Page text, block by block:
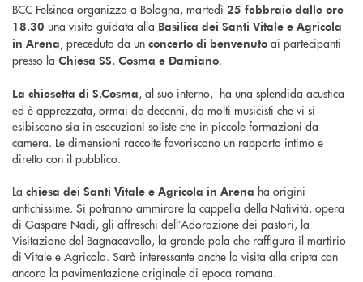
BCC Felsinea organizza a Bologna, martedì 25 febbraio dalle ore
18.30 una visita guidata alla Basilica dei Santi Vitale e Agricola
in Arena, preceduta da un concerto di benvenuto ai partecipanti
presso la Chiesa SS. Cosma e Damiano.
La chiesetta di S.Cosma, al suo interno, ha una splendida acustica
ed è apprezzata, ormai da decenni, da molti musicisti che vi si
esibiscono sia in esecuzioni soliste che in piccole formazioni da
camera. Le dimensioni raccolte favoriscono un rapporto intimo e
diretto con il pubblico.
La chiesa dei Santi Vitale e Agricola in Arena ha origini
antichissime. Si potranno ammirare la cappella della Natività, opera
di Gaspare Nadi, gli affreschi dell’Adorazione dei pastori, la
Visitazione del Bagnacavallo, la grande pala che raffigura il martirio
di Vitale e Agricola. Sarà interessante anche la visita alla cripta con
ancora la pavimentazione originale di epoca romana.